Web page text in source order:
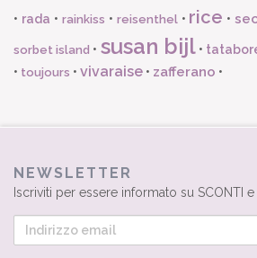
• rada • rainkiss • reisenthel• rice •
sorbet island • susan bijl•
• toujours • vivaraise • zafferano •
NEWSLETTER
Iscriviti per essere informato su SCONTI e